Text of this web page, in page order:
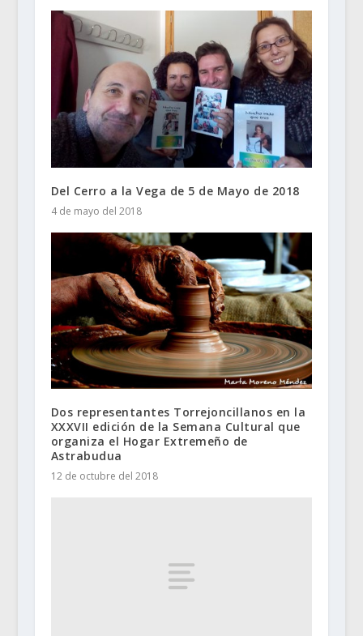
Del Cerro a la Vega de 5 de Mayo de 2018
4 de mayo del 2018
Dos representantes Torrejoncillanos en la
XXXVII edición de la Semana Cultural que
organiza el Hogar Extremeño de
Astrabudua
12 de octubre del 2018